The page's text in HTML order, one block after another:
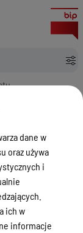
Gołdapi
Powiatu
dane w
oraz używa
i
ich w
informacje